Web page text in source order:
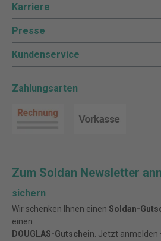
Karriere
Presse
Kundenservice
Zahlungsarten
Zum Soldan Newsletter
sichern
Wir schenken Ihnen einen Soldan-
einen
DOUGLAS-Gutschein . Jetzt